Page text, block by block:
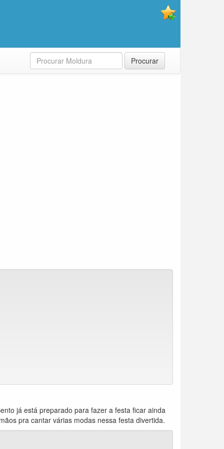
Procurar
já está preparado para fazer a festa ficar ainda
pra cantar várias modas nessa festa divertida.